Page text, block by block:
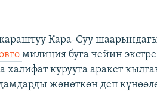
Кара-Суу
милиция буга чейин
халифат курууга аракет
жөнөткөн деп